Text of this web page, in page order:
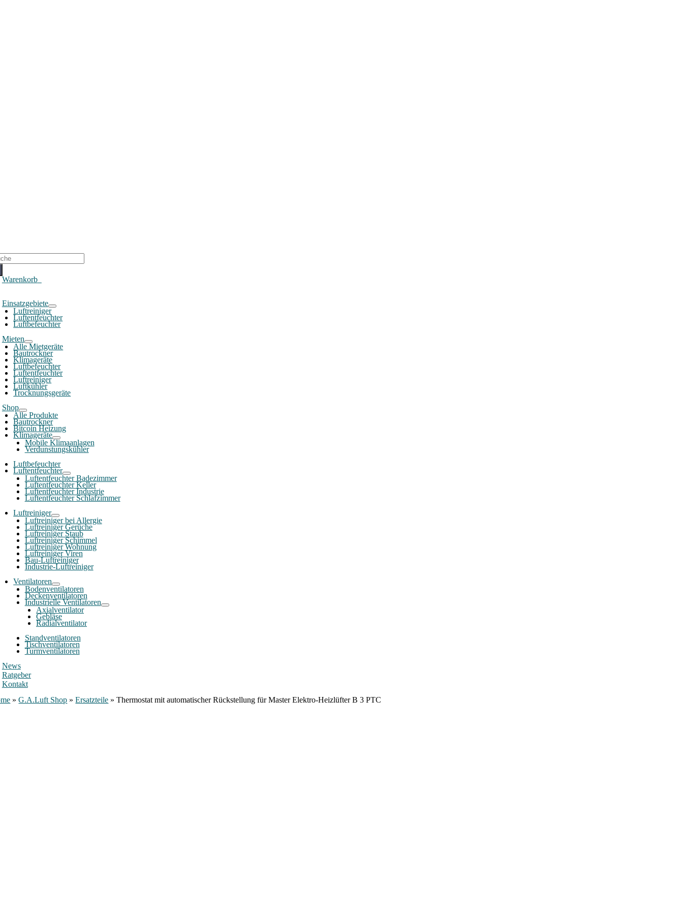
Warenkorb0
Einsatzgebiete
Luftreiniger
Luftentfeuchter
Luftbefeuchter
Mieten
Alle Mietgeräte
Bautrockner
Klimageräte
Luftbefeuchter
Luftentfeuchter
Luftreiniger
Luftkühler
Trocknungsgeräte
Shop
Alle Produkte
Bautrockner
Bitcoin Heizung
Klimageräte
Mobile Klimaanlagen
Verdunstungskühler
Luftbefeuchter
Luftentfeuchter
Luftentfeuchter Badezimmer
Luftentfeuchter Keller
Luftentfeuchter Industrie
Luftentfeuchter Schlafzimmer
Luftreiniger
Luftreiniger bei Allergie
Luftreiniger Gerüche
Luftreiniger Staub
Luftreiniger Schimmel
Luftreiniger Wohnung
Luftreiniger Viren
Bau-Luftreiniger
Industrie-Luftreiniger
Ventilatoren
Bodenventilatoren
Deckenventilatoren
Industrielle Ventilatoren
Axialventilator
Gebläse
Radialventilator
Standventilatoren
Tischventilatoren
Turmventilatoren
News
Ratgeber
Kontakt
»G.A.Luft Shop »Ersatzteile »Thermostat mit automatischer Rückstellung für Master Elektro-Heizlüfter B 3 PTC